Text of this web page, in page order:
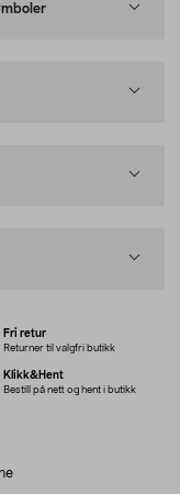
Fri retur
Returner til valgfri butikk
Klikk&Hent
Bestill på nett og hent i butikk